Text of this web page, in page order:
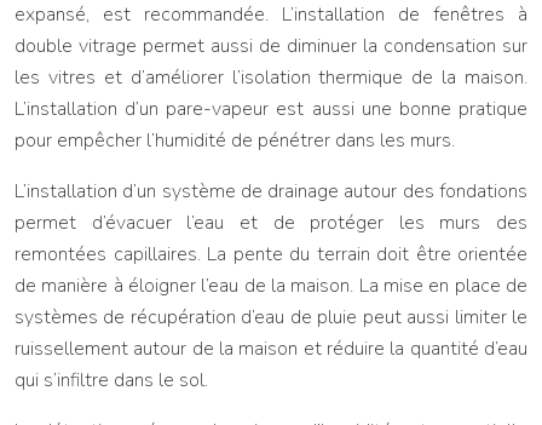
expansé, est recommandée. L’installation de fenêtres à
double vitrage permet aussi de diminuer la condensation sur
les vitres et d’améliorer l’isolation thermique de la maison.
L’installation d’un pare-vapeur est aussi une bonne pratique
pour empêcher l’humidité de pénétrer dans les murs.
L’installation d’un système de drainage autour des fondations
permet d’évacuer l’eau et de protéger les murs des
remontées capillaires. La pente du terrain doit être orientée
de manière à éloigner l’eau de la maison. La mise en place de
systèmes de récupération d’eau de pluie peut aussi limiter le
ruissellement autour de la maison et réduire la quantité d’eau
qui s’infiltre dans le sol.